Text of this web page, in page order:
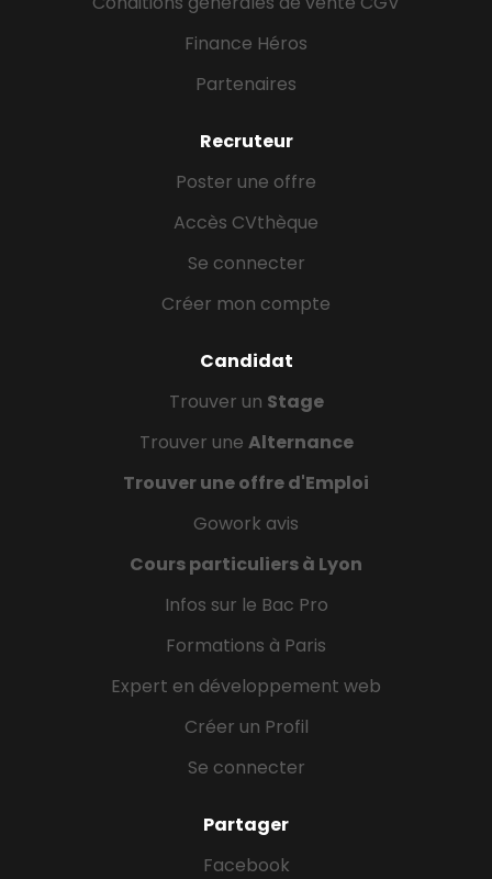
Finance Héros
Partenaires
Recruteur
Poster une offre
Accès CVthèque
Se connecter
Créer mon compte
Candidat
Trouver un Stage
Trouver une Alternance
Trouver une offre d'Emploi
Gowork avis
Cours particuliers à Lyon
Infos sur le Bac Pro
Formations à Paris
Expert en développement web
Créer un Profil
Se connecter
Partager
Facebook